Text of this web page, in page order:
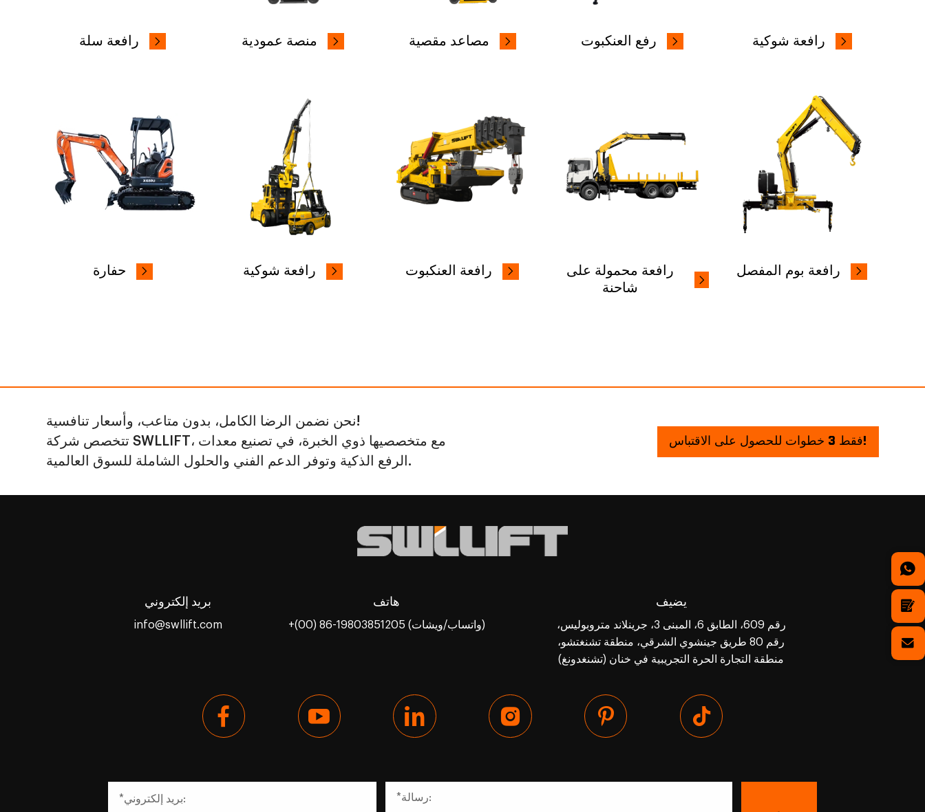
رافعة سلة منصة عمودية مصاعد مقصية رفع العنكبوت رافعة شوكية
حفارة رافعة شوكية رافعة العنكبوت
رافعة محمولة على
شاحنة
رافعة بوم المفصل
نحن نضمن الرضا الكامل، بدون متاعب، وأسعار تنافسية!
تتخصص شركة SWLLIFT، مع متخصصيها ذوي الخبرة، في تصنيع معدات
الرفع الذكية وتوفر الدعم الفني والحلول الشاملة للسوق العالمية.
فقط 3 خطوات للحصول على الاقتباس!
بريد إلكتروني
info@swllift.com
هاتف
+(00) 86-19803851205 (واتساب/ويشات)
يضيف
رقم 609، الطابق 6، المبنى 3، جرينلاند متروبوليس،
رقم 80 طريق جينشوي الشرقي، منطقة تشنغتشو،
منطقة التجارة الحرة التجريبية في خنان (تشنغدونغ)